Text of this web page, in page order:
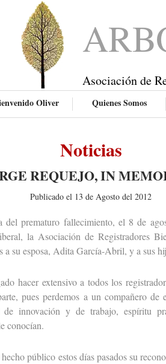
Asociación de
Oliver Quienes Somos
Noticias
REQUEJO, IN
Publicado el 13 de Agosto del 2012
prematuro fallecimiento, el 8 de
la Asociación de Registradores
a su esposa, Adita García-Abril, y a sus
hacer extensivo a todos los
pues perdemos a un compañero de
de innovación y de trabajo, espíritu
conocían.
público estos días pasados su